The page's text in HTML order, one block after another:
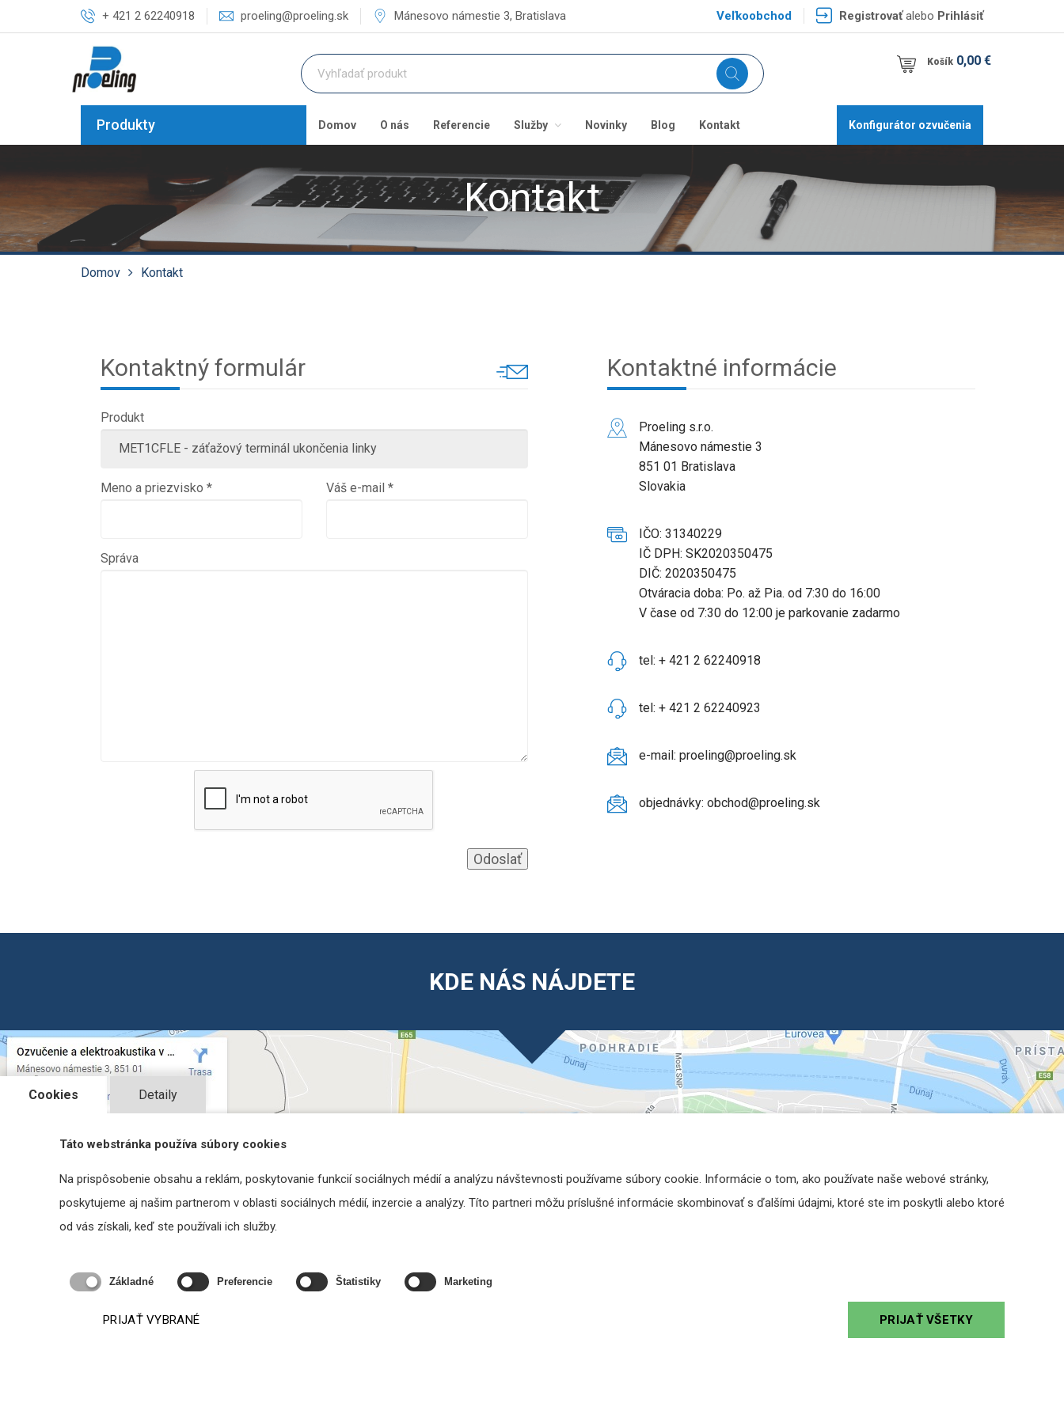
+ 421 2 62240918 proeling@proeling.sk Mánesovo námestie 3, Bratislava Veľkoobchod Registrovaťalebo Prihlásiť
Košík 0,00 €
Produkty Domov O nás Referencie Služby Novinky Blog Kontakt Konfigurátor ozvučenia
Kontakt
Domov Kontakt
Kontaktný formulár
Produkt
Meno a priezvisko * Váš e-mail *
Správa
Odoslať
Kontaktné informácie
Proeling s.r.o.
Mánesovo námestie 3
851 01 Bratislava
Slovakia
IČO: 31340229
IČ DPH: SK2020350475
DIČ: 2020350475
Otváracia doba: Po. až Pia. od 7:30 do 16:00
V čase od 7:30 do 12:00 je parkovanie zadarmo
tel: + 421 2 62240918
tel: + 421 2 62240923
e-mail: proeling@proeling.sk
objednávky: obchod@proeling.sk
KDE NÁS NÁJDETE
Cookies Detaily
Táto webstránka používa súbory cookies
Na prispôsobenie obsahu a reklám, poskytovanie funkcií sociálnych médií a analýzu návštevnosti používame súbory cookie. Informácie o tom, ako používate naše webové stránky,
poskytujeme aj našim partnerom v oblasti sociálnych médií, inzercie a analýzy. Títo partneri môžu príslušné informácie skombinovať s ďalšími údajmi, ktoré ste im poskytli alebo ktoré
od vás získali, keď ste používali ich služby.
Základné Preferencie Štatistiky Marketing
PRIJAŤ VYBRANÉ PRIJAŤ VŠETKY